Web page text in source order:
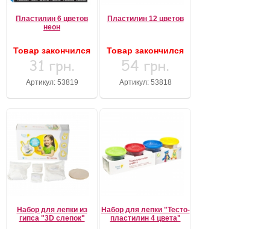
Пластилин 6 цветов
неон
Товар закончился
31 грн.
Артикул: 53819
Пластилин 12 цветов
Товар закончился
54 грн.
Артикул: 53818
Набор для лепки из
гипса "3D слепок"
Набор для лепки "Тесто-
пластилин 4 цвета"